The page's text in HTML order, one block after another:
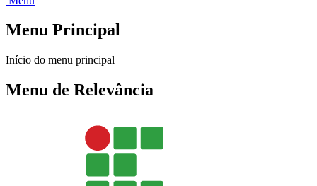
Menu Principal
Início do menu principal
Menu de Relevância